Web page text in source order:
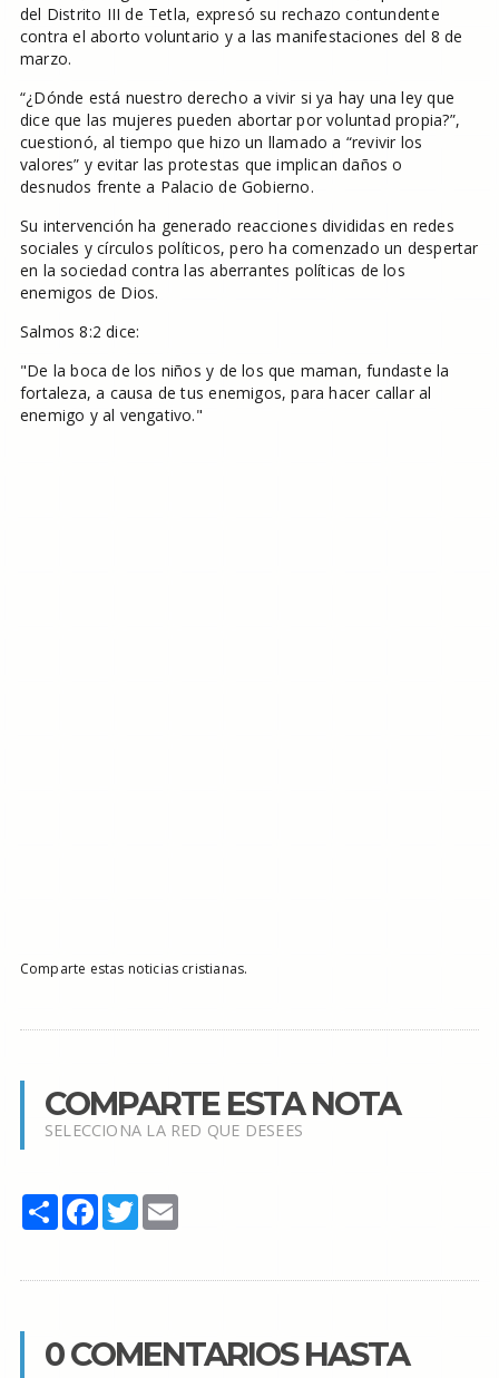
del Distrito III de Tetla, expresó su rechazo contundente
contra el aborto voluntario y a las manifestaciones del 8 de
marzo.
“¿Dónde está nuestro derecho a vivir si ya hay una ley que
dice que las mujeres pueden abortar por voluntad propia?”,
cuestionó, al tiempo que hizo un llamado a “revivir los
valores” y evitar las protestas que implican daños o
desnudos frente a Palacio de Gobierno.
Su intervención ha generado reacciones divididas en redes
sociales y círculos políticos, pero ha comenzado un despertar
en la sociedad contra las aberrantes políticas de los
enemigos de Dios.
Salmos 8:2 dice:
"De la boca de los niños y de los que maman, fundaste la
fortaleza, a causa de tus enemigos, para hacer callar al
enemigo y al vengativo."
Comparte estas noticias cristianas.
COMPARTE ESTA NOTA
SELECCIONA LA RED QUE DESEES
Share Facebook
TwitterEmail
0 COMENTARIOS HASTA